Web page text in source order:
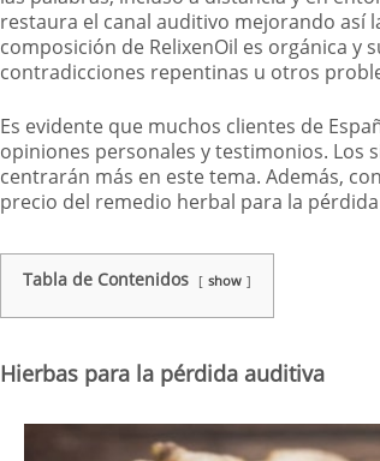
restaura el canal auditivo mejorando así
composición de RelixenOil es orgánica y
contradicciones repentinas u otros
Es evidente que muchos clientes de
opiniones personales y testimonios. Los
centrarán más en este tema. Además,
precio del remedio herbal para la
Tabla de Contenidos show
Hierbas para la pérdida auditiva